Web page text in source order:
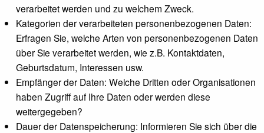
verarbeitet werden und zu welchem Zweck.
Kategorien der verarbeiteten personenbezogenen Daten:
Erfragen Sie, welche Arten von personenbezogenen Daten
über Sie verarbeitet werden, wie z.B. Kontaktdaten,
Geburtsdatum, Interessen usw.
Empfänger der Daten: Welche Dritten oder Organisationen
haben Zugriff auf Ihre Daten oder werden diese
weitergegeben?
Dauer der Datenspeicherung: Informieren Sie sich über die